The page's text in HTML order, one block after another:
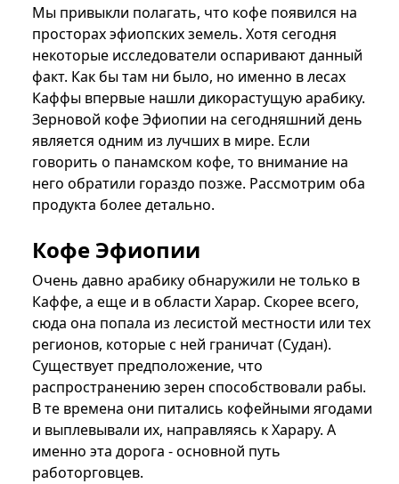
Мы привыкли полагать, что кофе появился на
просторах эфиопских земель. Хотя сегодня
некоторые исследователи оспаривают данный
факт. Как бы там ни было, но именно в лесах
Каффы впервые нашли дикорастущую арабику.
Зерновой кофе Эфиопии на сегодняшний день
является одним из лучших в мире. Если
говорить о панамском кофе, то внимание на
него обратили гораздо позже. Рассмотрим оба
продукта более детально.
Кофе Эфиопии
Очень давно арабику обнаружили не только в
Каффе, а еще и в области Харар. Скорее всего,
сюда она попала из лесистой местности или тех
регионов, которые с ней граничат (Судан).
Существует предположение, что
распространению зерен способствовали рабы.
В те времена они питались кофейными ягодами
и выплевывали их, направляясь к Харару. А
именно эта дорога - основной путь
работорговцев.